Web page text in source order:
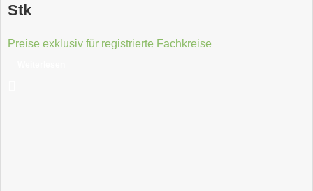
Stk
Preise exklusiv für registrierte Fachkreise